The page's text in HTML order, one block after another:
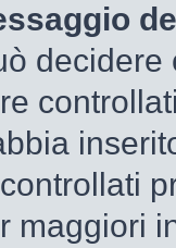
maggiori